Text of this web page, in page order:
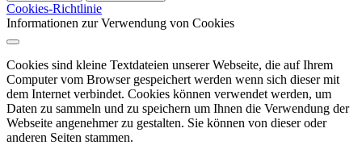
Cookies-Richtlinie
Informationen zur Verwendung von Cookies
Cookies sind kleine Textdateien unserer Webseite, die auf Ihrem
Computer vom Browser gespeichert werden wenn sich dieser mit
dem Internet verbindet. Cookies können verwendet werden, um
Daten zu sammeln und zu speichern um Ihnen die Verwendung der
Webseite angenehmer zu gestalten. Sie können von dieser oder
anderen Seiten stammen.